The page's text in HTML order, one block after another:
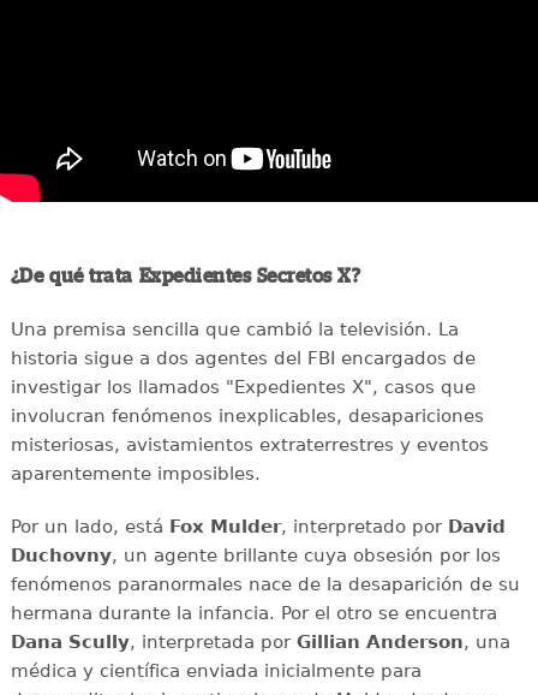
¿De qué trata Expedientes Secretos X?
Una premisa sencilla que cambió la televisión. La
historia sigue a dos agentes del FBI encargados de
investigar los llamados "Expedientes X", casos que
involucran fenómenos inexplicables, desapariciones
misteriosas, avistamientos extraterrestres y eventos
aparentemente imposibles.
Por un lado, está Fox Mulder, interpretado por David
Duchovny, un agente brillante cuya obsesión por los
fenómenos paranormales nace de la desaparición de su
hermana durante la infancia. Por el otro se encuentra
Dana Scully, interpretada por Gillian Anderson, una
médica y científica enviada inicialmente para